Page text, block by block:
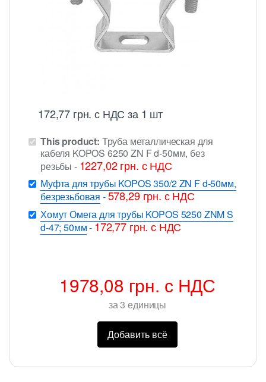
172,77 грн. с НДС за 1 шт
This product: Труба металлическая для
кабеля KOPOS 6250 ZN F d-50мм, без
резьбы - 1227,02грн. с НДС
Муфта для трубы KOPOS 350/2 ZN F d-50мм,
безрезьбовая -578,29грн.с НДС
Хомут Омега для трубы KOPOS 5250 ZNM S
d-47; 50мм-172,77грн.с НДС
1978,08 грн. с НДС
за3 единицы
Добавить всё